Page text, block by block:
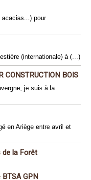
acacias...) pour
(internationale) à (…)
CONSTRUCTION BOIS
je suis à la
en Ariège entre avril et
de la Forêt
GPN